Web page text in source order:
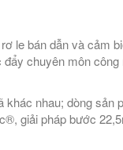
le bán dẫn và cảm
chuyên môn
khác nhau; dòng
giải pháp bước